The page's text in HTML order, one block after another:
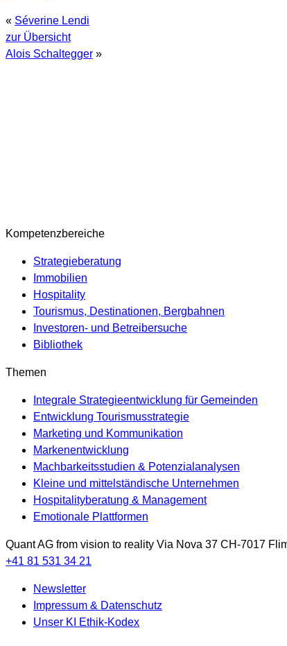
« Séverine Lendi
zur Übersicht
Alois Schaltegger »
Kompetenzbereiche
Strategieberatung
Immobilien
Hospitality
Tourismus, Destinationen, Bergbahnen
Investoren- und Betreibersuche
Bibliothek
Themen
Integrale Strategieentwicklung für Gemeinden
Entwicklung Tourismusstrategie
Marketing und Kommunikation
Markenentwicklung
Machbarkeitsstudien & Potenzialanalysen
Kleine und mittelständische Unternehmen
Hospitalityberatung & Management
Emotionale Plattformen
Quant AG from vision to reality Via Nova 37 CH-7017
+41 81 531 34 21
Newsletter
Impressum & Datenschutz
Unser KI Ethik-Kodex